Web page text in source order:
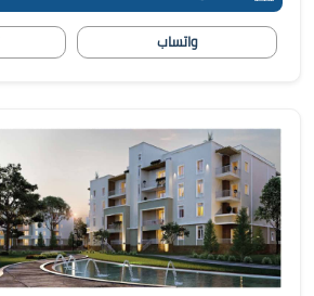
واتساب